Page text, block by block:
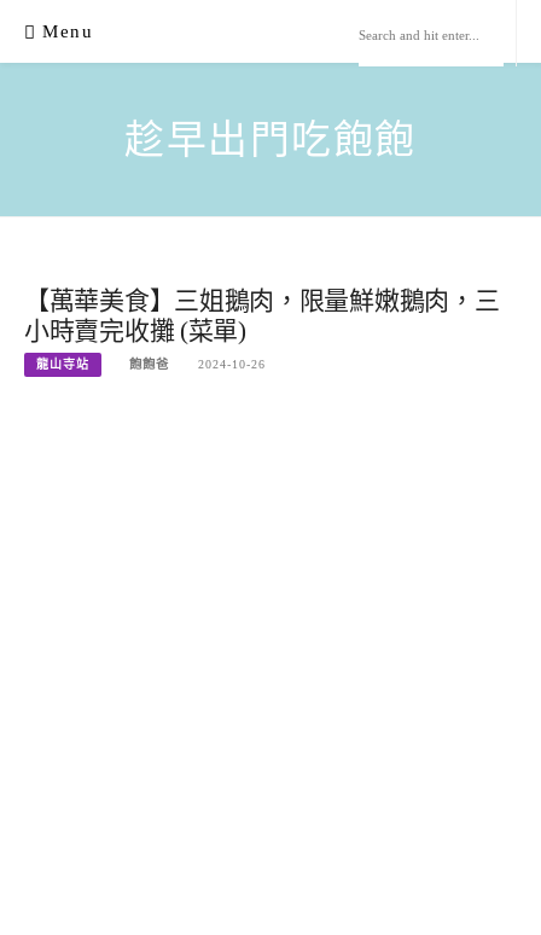
content
Menu
趁早出門吃飽飽
【萬華美食】三姐鵝肉，限量鮮嫩鵝肉，三
小時賣完收攤 (菜單)
龍山寺站 飽飽爸 2024-10-26